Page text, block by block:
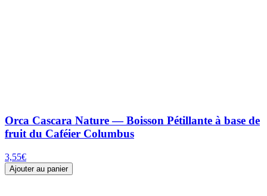
Orca Cascara Nature — Boisson Pétillante à base de
fruit du Caféier Columbus
3,55€
Ajouter au panier